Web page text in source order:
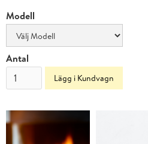
Modell
Antal